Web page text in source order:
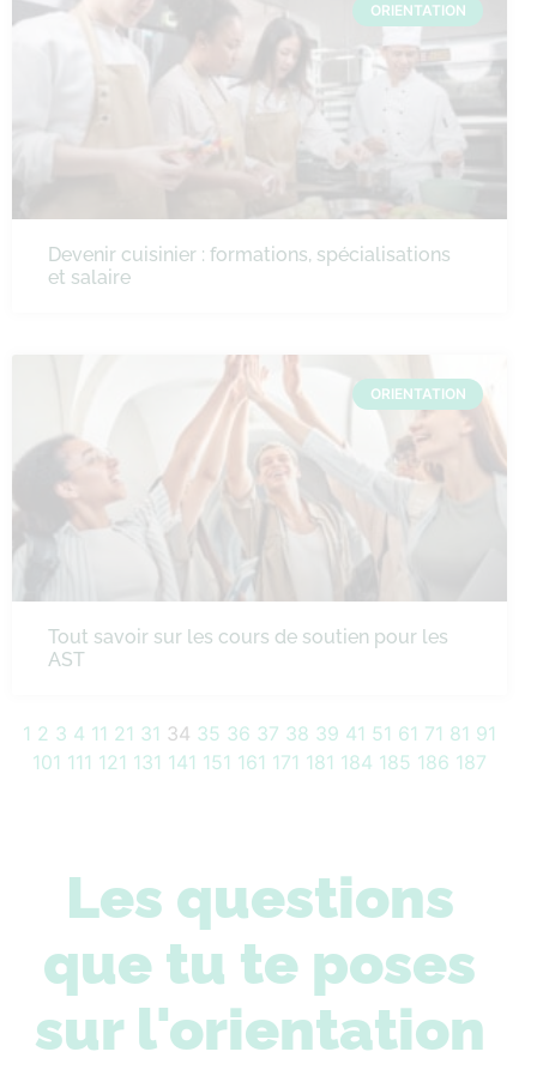
ORIENTATION
Devenir cuisinier : formations, spécialisations
et salaire
ORIENTATION
Tout savoir sur les cours de soutien pour les
AST
1 2 3 4 11 21 31 34 35 36 37 38 39 41 51 61 71 81 91
101 111 121 131 141 151 161 171 181 184 185 186 187
Les questions
que tu te poses
sur l'orientation